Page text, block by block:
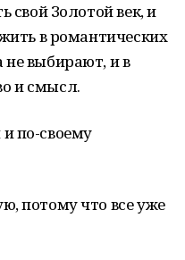
свой Золотой век, и
в романтических
не выбирают, и в
и смысл.
по-своему
потому что все уже